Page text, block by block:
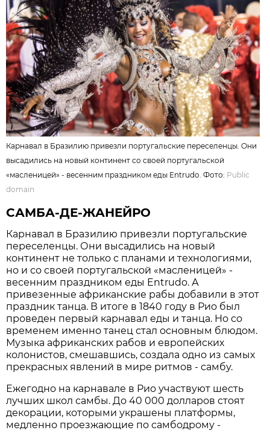
Карнавал в Бразилию привезли португальские переселенцы. Они
высадились на новый континент со своей португальской
«масленицей» - весенним праздником еды Entrudo. Фото: Public
domain
САМБА-ДЕ-ЖАНЕЙРО
Карнавал в Бразилию привезли португальские
переселенцы. Они высадились на новый
континент не только с планами и технологиями,
но и со своей португальской «масленицей» -
весенним праздником еды Entrudo. А
привезенные африканские рабы добавили в этот
праздник танца. В итоге в 1840 году в Рио был
проведен первый карнавал еды и танца. Но со
временем именно танец стал основным блюдом.
Музыка африканских рабов и европейских
колонистов, смешавшись, создала одно из самых
прекрасных явлений в мире ритмов - самбу.
Ежегодно на карнавале в Рио участвуют шесть
лучших школ самбы. До 40 000 долларов стоят
декорации, которыми украшены платформы,
медленно проезжающие по самбодрому -